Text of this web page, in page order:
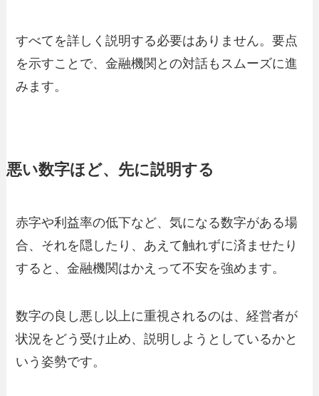
すべてを詳しく説明する必要はありません。要点
を示すことで、金融機関との対話もスムーズに進
みます。
悪い数字ほど、先に説明する
赤字や利益率の低下など、気になる数字がある場
合、それを隠したり、あえて触れずに済ませたり
すると、金融機関はかえって不安を強めます。
数字の良し悪し以上に重視されるのは、経営者が
状況をどう受け止め、説明しようとしているかと
いう姿勢です。